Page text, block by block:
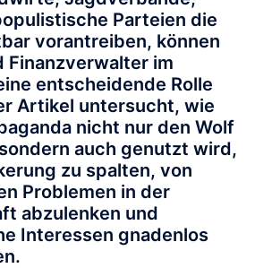
Parteien die
vorantreiben, können
Finanzverwalter im
entscheidende Rolle
Artikel untersucht, wie
nicht nur den Wolf
auch genutzt wird,
zu spalten, von
Problemen in der
abzulenken und
Interessen gnadenlos